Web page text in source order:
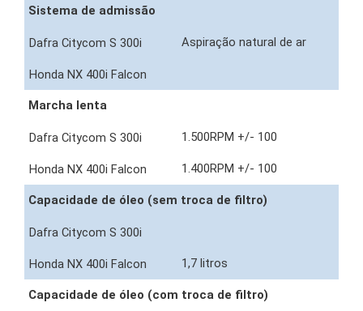
Sistema de admissão
Aspiração natural de ar
Marcha lenta
1.500RPM +/- 100
1.400RPM +/- 100
Capacidade de óleo (sem troca de filtro)
1,7 litros
Capacidade de óleo (com troca de filtro)